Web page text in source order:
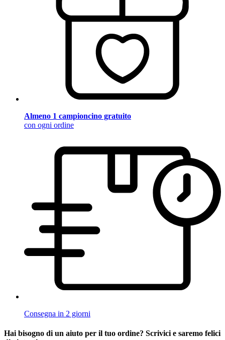
Almeno 1 campioncino gratuito
con ogni ordine
Consegna in 2 giorni
Hai bisogno di un aiuto per il tuo ordine? Scrivici e saremo felici